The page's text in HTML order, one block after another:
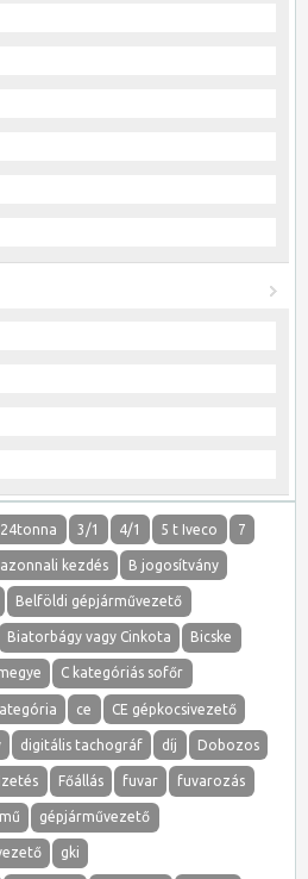
24tonna 3/1 4/1 5 t Iveco 7
azonnali kezdés B jogosítvány
Belföldi gépjárművezető
Biatorbágy vagy Cinkota Bicske
C kategóriás sofőr
ce CE gépkocsivezető
digitális tachográf díj Dobozos
Főállás fuvar fuvarozás
gépjárművezető
gki